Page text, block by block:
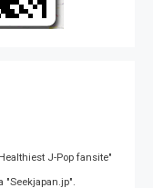
J-Pop fansite"
"Seekjapan.jp".